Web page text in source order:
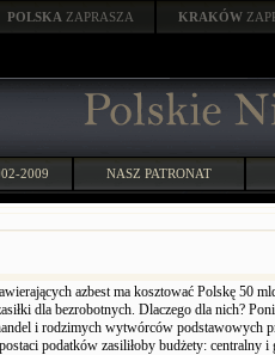
POLSKA ZAPRASZA KRAKÓW
2009 NASZ PATRONAT
azbest ma kosztować Polskę 50
dla bezrobotnych. Dlaczego dla nich?
i rodzimych wytwórców podstawowych
podatków zasiliłoby budżety: centralny i